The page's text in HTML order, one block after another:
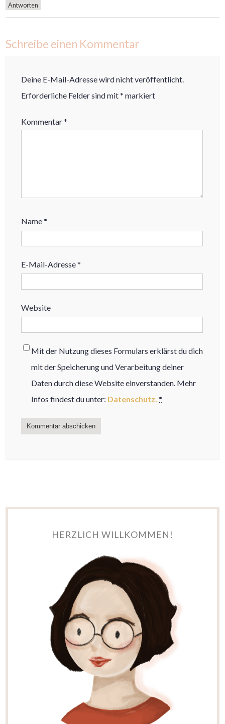
Antworten
Schreibe einen Kommentar
Deine E-Mail-Adresse wird nicht veröffentlicht.
Erforderliche Felder sind mit* markiert
Kommentar*
Name*
E-Mail-Adresse*
Website
Mit der Nutzung dieses Formulars erklärst du dich
mit der Speicherung und Verarbeitung deiner
Daten durch diese Website einverstanden. Mehr
Infos findest du unter: Datenschutz. *
HERZLICH WILLKOMMEN!